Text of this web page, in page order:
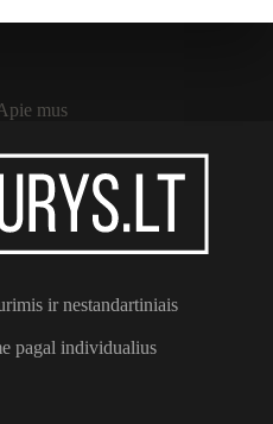
mus
ir nestandartiniais
pagal individualius